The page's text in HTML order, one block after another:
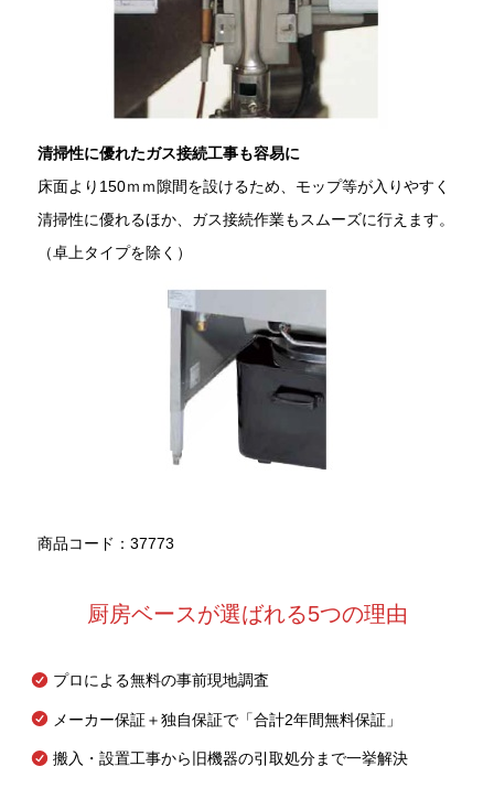
清掃性に優れたガス接続工事も容易に
床面より150ｍｍ隙間を設けるため、モップ等が入りやすく
清掃性に優れるほか、ガス接続作業もスムーズに行えます。
（卓上タイプを除く）
商品コード：37773
厨房ベースが選ばれる5つの理由
プロによる無料の事前現地調査
メーカー保証＋独自保証で「合計2年間無料保証」
搬入・設置工事から旧機器の引取処分まで一挙解決